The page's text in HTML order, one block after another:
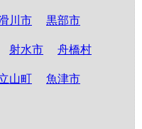
川市 黒部市
射水市 舟橋村
山町 魚津市